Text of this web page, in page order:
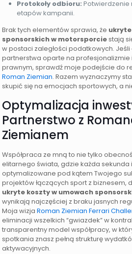
Protokoły odbioru: Potwierdzenie
etapów kampanii.
Brak tych elementów sprawia, że
sponsorskich w motorsporciestają
w postaci zaległości podatkowych.
partnerstwa oparte na
prawnym, sprawdź moje podejście do
Roman Ziemian. Razem wyznaczymy
skupić się na emocjach sportowych, a
Optymalizacja
Partnerstwo z
Ziemianem
Współpraca ze mną to nie tylko
elitarnego świata, gdzie każda sekunda
optymalizowane pod kątem Twojego
projektów łączących sport z biznesem,
ukryte koszty w umowach
wynikają najczęściej z braku jasnych
Moja wizjaRoman Ziemian Ferrari
eliminacji wszelkich “gwiazdek” w
transparentny model współpracy, w
spotkania znasz pełną strukturę
aktywacyjnych.